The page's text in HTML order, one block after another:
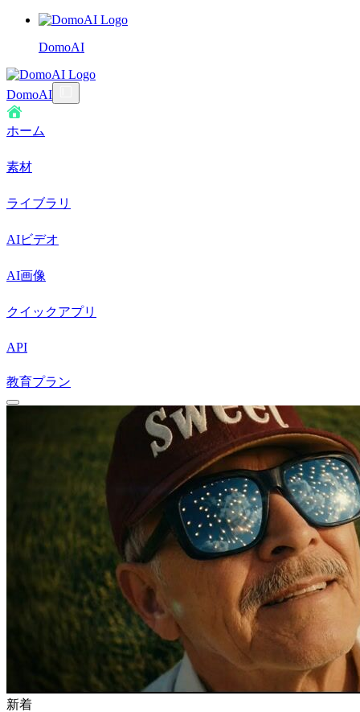
DomoAI
DomoAI
ホーム
素材
ライブラリ
AIビデオ
AI画像
クイックアプリ
API
教育プラン
新着